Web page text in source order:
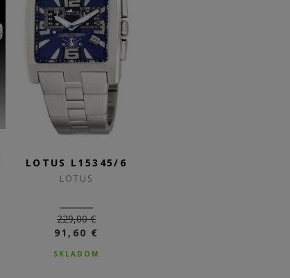
LOTUS L15345/6
LOTUS
229,00 €
91,60 €
SKLADOM